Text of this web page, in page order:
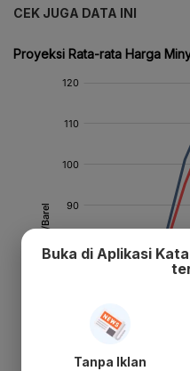
CEK JUGA DATA INI
Buka di Aplikasi
Tanpa Iklan